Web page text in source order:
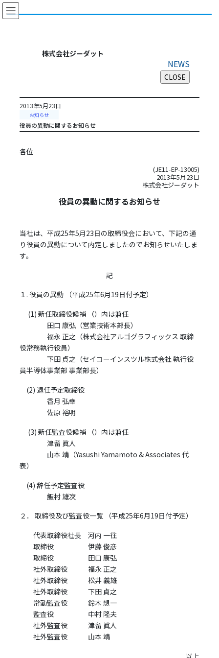
コ
ン
ナ
ビ
株式会社ジーダット
NEWS
2013年5月23日
お知らせ
役員の異動に関するお知らせ
各位
(JE11-EP-13005)
2013年5月23日
株式会社ジーダット
役員の異動に関するお知らせ
当社は、平成25年5月23日の取締役会において、下記の通
り役員の異動について内定しましたのでお知らせいたしま
す。
記
１. 役員の異動 （平成25年6月19日付予定）
(1) 新任取締役候補 （）内は兼任
田口 康弘（営業技術本部長）
福永 正之（株式会社アルゴグラフィックス 取締
役常務執行役員）
下田 貞之（セイコーインスツル株式会社 執行役
員半導体事業部 事業部長）
(2) 退任予定取締役
香月 弘幸
佐原 裕明
(3) 新任監査役候補 （）内は兼任
津留 眞人
山本 靖（Yasushi Yamamoto & Associates 代
表）
(4) 辞任予定監査役
飯村 雄次
２． 取締役及び監査役一覧 （平成25年6月19日付予定）
代表取締役社長 河内 一往
取締役 伊藤 俊彦
取締役 田口 康弘
社外取締役 福永 正之
社外取締役 松井 義雄
社外取締役 下田 貞之
常勤監査役 鈴木 想一
監査役 中村 隆夫
社外監査役 津留 眞人
社外監査役 山本 靖
以上